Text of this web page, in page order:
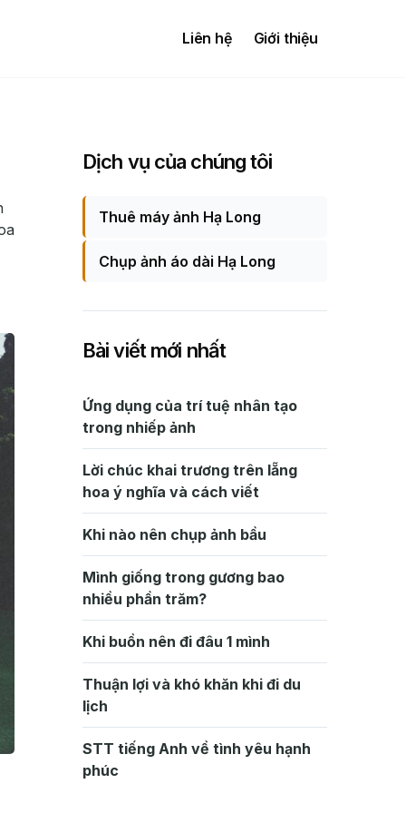
Liên hệ Giới thiệu
Dịch vụ của chúng tôi
Thuê máy ảnh Hạ Long
Chụp ảnh áo dài Hạ Long
Bài viết mới nhất
Ứng dụng của trí tuệ nhân tạo
trong nhiếp ảnh
Lời chúc khai trương trên lẵng
hoa ý nghĩa và cách viết
Khi nào nên chụp ảnh bầu
Mình giống trong gương bao
nhiều phần trăm?
Khi buồn nên đi đâu 1 mình
Thuận lợi và khó khăn khi đi du
lịch
STT tiếng Anh về tình yêu hạnh
phúc